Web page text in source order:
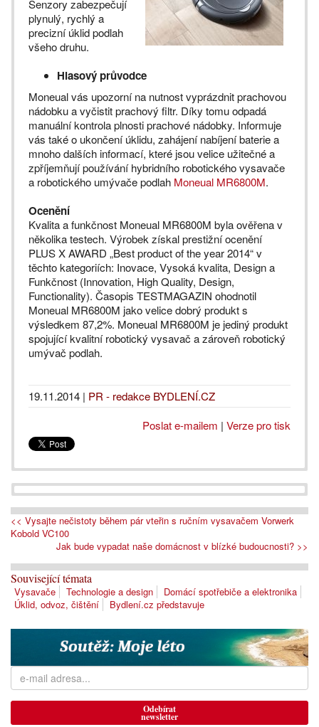
Senzory zabezpečují
plynulý, rychlý a
precizní úklid podlah
všeho druhu.
Hlasový průvodce
Moneual vás upozorní na nutnost vyprázdnit prachovou
nádobku a vyčistit prachový filtr. Díky tomu odpadá
manuální kontrola plnosti prachové nádobky. Informuje
vás také o ukončení úklidu, zahájení nabíjení baterie a
mnoho dalších informací, které jsou velice užitečné a
zpříjemňují používání hybridního robotického vysavače
a robotického umývače podlah Moneual MR6800M.
Ocenění
Kvalita a funkčnost Moneual MR6800M byla ověřena v
několika testech. Výrobek získal prestižní ocenění
PLUS X AWARD „Best product of the year 2014“ v
těchto kategoriích: Inovace, Vysoká kvalita, Design a
Funkčnost (Innovation, High Quality, Design,
Functionality). Časopis TESTMAGAZIN ohodnotil
Moneual MR6800M jako velice dobrý produkt s
výsledkem 87,2%. Moneual MR6800M je jediný produkt
spojující kvalitní robotický vysavač a zároveň robotický
umývač podlah.
19.11.2014 | PR - redakce BYDLENÍ.CZ
Poslat e-mailem | Verze pro tisk
<< Vysajte nečistoty během pár vteřin s ručním vysavačem Vorwerk
Kobold VC100
Jak bude vypadat naše domácnost v blízké budoucnosti? >>
Související témata
Vysavače Technologie a design
Domácí spotřebiče a elektronika
Úklid, odvoz, čištění
Bydlení.cz představuje
Odebírat
newsletter